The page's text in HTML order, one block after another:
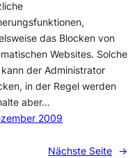
das Blocken von
Websites. Solche
der Administrator
in der Regel werden
aber…
2009
Nächste Seite →